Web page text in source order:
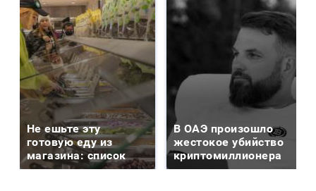
Не ешьте эту
готовую еду из
магазина: список
В ОАЭ произошло
жестокое убийство
криптомиллионера